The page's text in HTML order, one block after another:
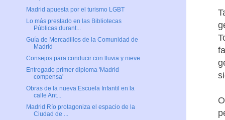
Madrid apuesta por el turismo LGBT
Lo más prestado en las Bibliotecas
Públicas durant...
Guía de Mercadillos de la Comunidad de
Madrid
Consejos para conducir con lluvia y nieve
Entregado primer diploma 'Madrid
compensa'
Obras de la nueva Escuela Infantil en la
calle Ant...
Madrid Río protagoniza el espacio de la
Ciudad de ...